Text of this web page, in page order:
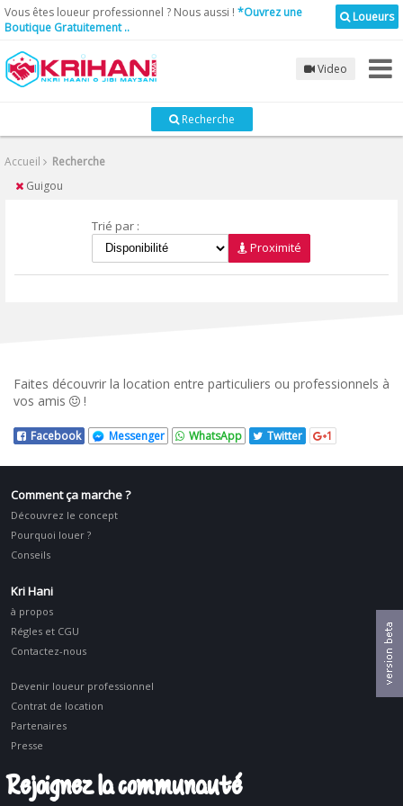
Loueurs
Vous êtes loueur professionnel ? Nous aussi ! *Ouvrez une
Boutique Gratuitement ..
Video
Recherche
Accueil
Recherche
Guigou
Recherche
Trié par :
Proximité
Faites découvrir la location entre particuliers ou professionnels à
vos amis
!
Facebook Messenger WhatsApp Twitter 1
Comment ça marche ?
Découvrez le concept
Pourquoi louer ?
Conseils
Kri Hani
à propos
Régles et CGU
Contactez-nous
Devenir loueur professionnel
Contrat de location
Partenaires
Presse
Rejoignez la communauté